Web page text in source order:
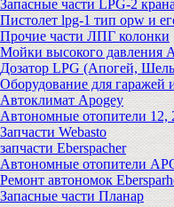
Запасные части LPG-2
Пистолет lpg-1 тип opw и
Прочие части ЛПГ колонки
Мойки высокого давления
Дозатор LPG (Апогей,
Оборудование для гаражей
Автоклимат Apogey
Автономные отопители 12,
Запчасти Webasto
запчасти Eberspacher
Автономные отопители
Ремонт автономок
Запасные части Планар